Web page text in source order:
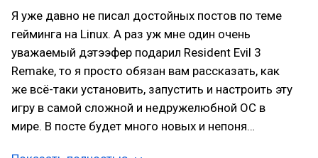
Я уже давно не писал достойных постов по теме
гейминга на Linux. А раз уж мне один очень
уважаемый дэтээфер подарил Resident Evil 3
Remake, то я просто обязан вам рассказать, как
же всё-таки установить, запустить и настроить эту
игру в самой сложной и недружелюбной ОС в
мире. В посте будет много новых и непоня…